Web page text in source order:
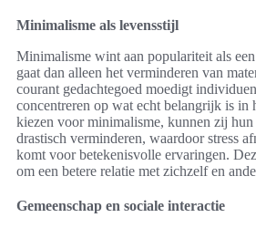
Minimalisme als levensstijl
Minimalisme wint aan populariteit als
gaat dan alleen het verminderen van
courant gedachtegoed moedigt
concentreren op wat echt belangrijk is in
kiezen voor minimalisme, kunnen zij hun
drastisch verminderen, waardoor stress
komt voor betekenisvolle ervaringen.
om een betere relatie met zichzelf en
Gemeenschap en sociale interactie